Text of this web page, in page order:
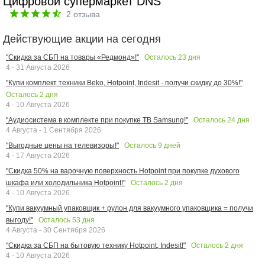
2 отзыва
Действующие акции на сегодня
"Скидка за СБП на товары «Редмонд»!" Осталось 23 дня
4 - 31 Августа 2026
"Купи комплект техники Beko, Hotpoint, Indesit - получи скидку до 30%!"
Осталось 2 дня
4 - 10 Августа 2026
"Аудиосистема в комплекте при покупке ТВ Samsung!"
Осталось 24 дня
4 Августа - 1 Сентября 2026
"Выгодные цены на телевизоры!"
Осталось 9 дней
4 - 17 Августа 2026
"Скидка 50% на варочную поверхность Hotpoint при покупке духового
шкафа или холодильника Hotpoint!"
Осталось 2 дня
4 - 10 Августа 2026
"Купи вакуумный упаковщик + рулон для вакуумного упаковщика = получи
выгоду!"
Осталось 53 дня
4 Августа - 30 Сентября 2026
"Скидка за СБП на бытовую технику Hotpoint, Indesit!"
Осталось 2 дня
4 - 10 Августа 2026